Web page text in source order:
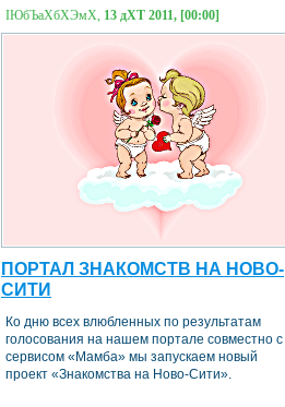
ІЮбЪаХбХЭмХ, 13 дХТ 2011, [00:00]
ПОРТАЛ ЗНАКОМСТВ НА НОВО-
СИТИ
Ко дню всех влюбленных по результатам
голосования на нашем портале совместно с
сервисом «Мамба» мы запускаем новый
проект «Знакомства на Ново-Сити».